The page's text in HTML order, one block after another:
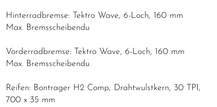
Hinterradbremse: Tektro Wave, 6-Loch, 160 mm
Max. Bremsscheibendu
Vorderradbremse: Tektro Wave, 6-Loch, 160 mm
Max. Bremsscheibendu
Reifen: Bontrager H2 Comp, Drahtwulstkern, 30 TPI,
700 x 35 mm